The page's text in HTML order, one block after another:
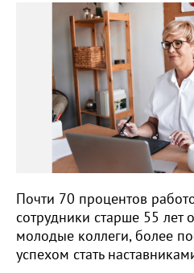
Почти 70 процентов
сотрудники старше 55 лет
молодые коллеги, более
успехом стать